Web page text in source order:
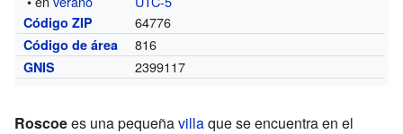
Código ZIP 64776
Código de área 816
GNIS 2399117
Roscoees una pequeñavillaque se encuentra en el